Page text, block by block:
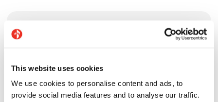
This website uses cookies
We use cookies to personalise content and ads, to
provide social media features and to analyse our traffic.